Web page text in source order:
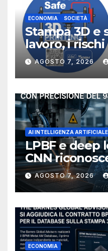
ECONOMIA SOCIETÀ
Stampa 3D e
lavoro, i
NIOSH
AGOSTO 7, 2026
AI INTELLIGENZA
LPBF e deep
CNN
del bagno di
AGOSTO 7, 2026
ECONOMIA